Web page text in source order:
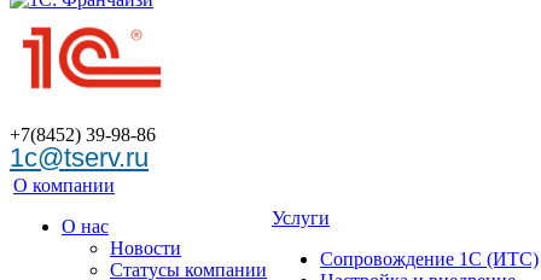
+7(8452) 39-98-86
1c@tserv.ru
О компании
О нас
Новости
Cтатусы компании
Услуги
Сопровождение 1С (ИТС)